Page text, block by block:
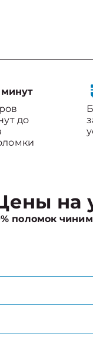
минут
до
на
поломок